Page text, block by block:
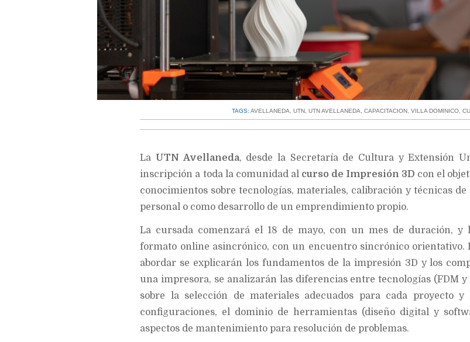
TAGS:AVELLANEDA ,UTN ,UTN AVELLANEDA ,CAPACITACION ,VILLA DOMINICO ,
La UTN Avellaneda, desde la Secretaría de Cultura y Extensión
inscripción a toda la comunidad al curso de Impresión 3D con el
conocimientos sobre tecnologías, materiales, calibración y técnicas
personal o como desarrollo de un emprendimiento propio.
La cursada comenzará el 18 de mayo, con un mes de duración, y
formato online asincrónico, con un encuentro sincrónico orientativo.
abordar se explicarán los fundamentos de la impresión 3D y los
una impresora, se analizarán las diferencias entre tecnologías (FDM y
sobre la selección de materiales adecuados para cada proyecto
configuraciones, el dominio de herramientas (diseño digital y
aspectos de mantenimiento para resolución de problemas.